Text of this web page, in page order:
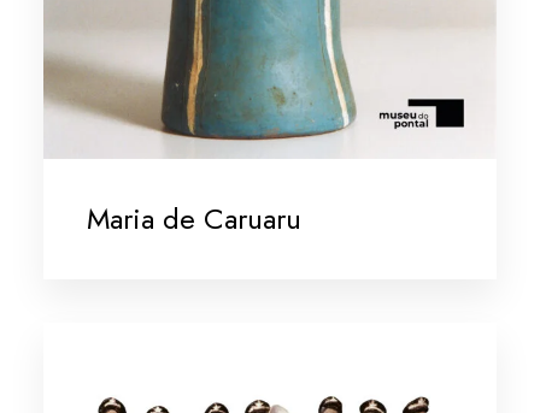
Maria de Caruaru